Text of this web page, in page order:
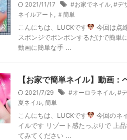
2021/11/17 #お家でネイル, #デ
ネイルアート , ＃簡単
こんにちは、LUCKです
今回は点
スポンジでポンポンするだけで簡
動画に簡単な手 ...
【お家で簡単ネイル】動画
2021/7/29 #オーロラネイル, #
夏ネイル, 簡単
こんにちは、LUCKです
今回のネ
イルです リゾート感たっぷりで 上
てみてください ...